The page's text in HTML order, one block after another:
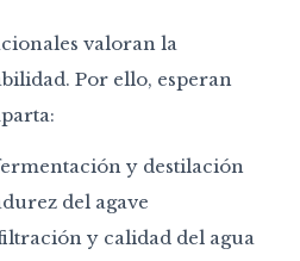
valoran la
Por ello, esperan
y destilación
del agave
y calidad del agua